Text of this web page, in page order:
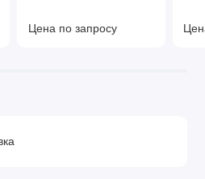
Цена по запросу